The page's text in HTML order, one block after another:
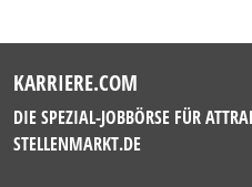
KARRIERE.COM
DIE SPEZIAL-JOBBÖRSE FÜR
STELLENMARKT.DE